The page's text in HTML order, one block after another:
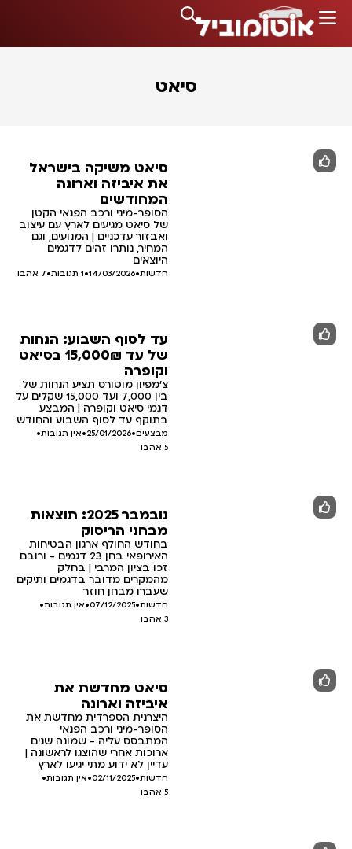
סיאט
סיאט משיקה בישראל
את איביזה וארונה
המחודשים
הסופר-מיני ורכב הפנאי הקטן
של סיאט מגיעים לארץ עם עיצוב
ואבזור עדכניים | המנועים, וגם
המחיר, נותרו זהים לדגמים
היוצאים
חדשות•
14/03/2026
•1 תגובות •
7 אהבו
עד לסוף השבוע: הנחות
של עד 15,000₪ בסיאט
וקופרה
צ'מפיון מוטורס תציע הנחות של
בין 7,000 ועד 15,000 שקלים על
דגמי סיאט וקופרה | המבצע
בתוקף עד לסוף השבוע והחודש
מבצעים•
25/01/2026
•אין תגובות•
5 אהבו
נובמבר 2025: תוצאות
מבחני הריסוק
בחודש החולף ארגון הבטיחות
האירופאי בחן 23 דגמים - ורובם
זכו בציון המרבי | בחלק
מהמקרים מדובר בדגמים ותיקים
שעברו מבחן חוזר
חדשות•
07/12/2025
•אין תגובות•
3 אהבו
סיאט מחדשת את
איביזה וארונה
היצרנית הספרדית מחדשת את
הסופר-מיני ורכב הפנאי
המתבסס עליה - שמונה שנים
ארוכות אחרי שהוצגו לראשונה |
עדיין לא ידוע מתי יגיעו לארץ
חדשות•
02/11/2025
•אין תגובות•
5 אהבו